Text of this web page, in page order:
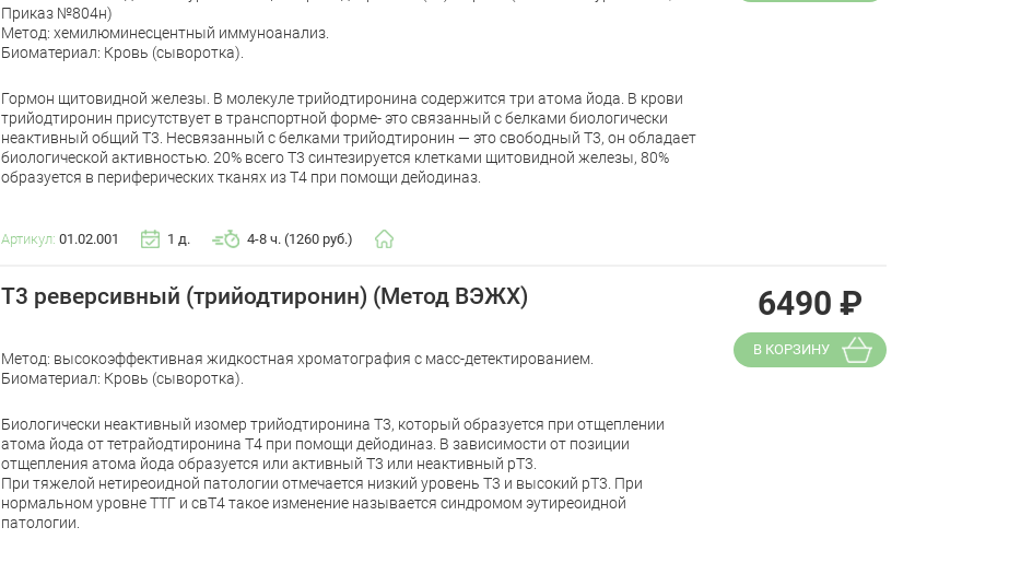
Приказ №804н)
Метод: хемилюминесцентный иммуноанализ.
Биоматериал: Кровь (сыворотка).
Гормон щитовидной железы. В молекуле трийодтиронина содержится три атома йода. В крови
трийодтиронин присутствует в транспортной форме- это связанный с белками биологически
неактивный общий Т3. Несвязанный с белками трийодтиронин — это свободный Т3, он обладает
биологической активностью. 20% всего Т3 синтезируется клетками щитовидной железы, 80%
образуется в периферических тканях из Т4 при помощи дейодиназ.
Артикул: 01.02.001 1 д. 4-8 ч. (1260 руб.)
Т3 реверсивный (трийодтиронин) (Метод ВЭЖХ)
Метод: высокоэффективная жидкостная хроматография с масс-детектированием.
Биоматериал: Кровь (сыворотка).
Биологически неактивный изомер трийодтиронина Т3, который образуется при отщеплении
атома йода от тетрайодтиронина Т4 при помощи дейодиназ. В зависимости от позиции
отщепления атома йода образуется или активный Т3 или неактивный рТ3.
При тяжелой нетиреоидной патологии отмечается низкий уровень Т3 и высокий рТ3. При
нормальном уровне ТТГ и свТ4 такое изменение называется синдромом эутиреоидной
патологии.
6490 ₽
В КОРЗИНУ